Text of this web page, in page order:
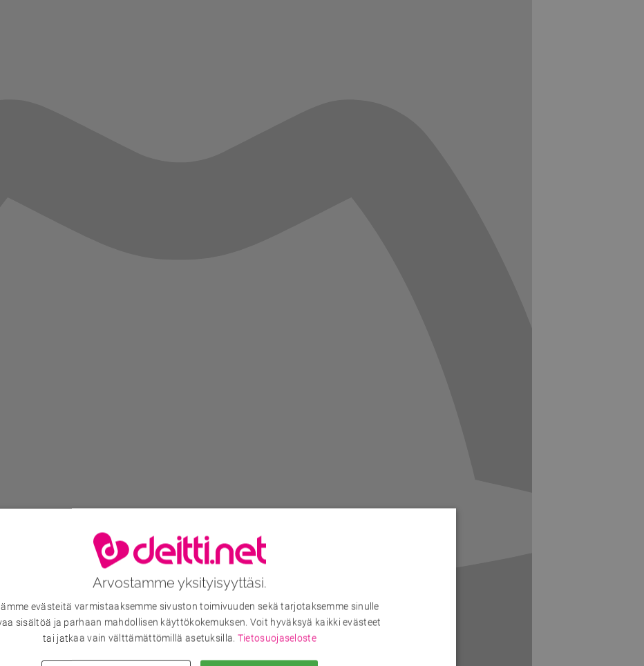
Arvostamme yksityisyyttäsi.
evästeitä varmistaaksemme sivuston toimivuuden sekä tarjotaksemme sinulle
sisältöä ja parhaan mahdollisen käyttökokemuksen. Voit hyväksyä kaikki evästeet
tai jatkaa vain välttämättömillä asetuksilla. Tietosuojaseloste